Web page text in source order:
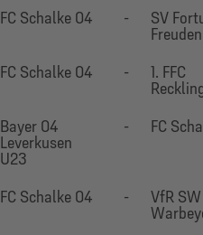
FC Schalke 04 -
SV
FC Schalke 04 -
1. FFC
Bayer 04
Leverkusen
U23
- FC
FC Schalke 04 -
VfR SW